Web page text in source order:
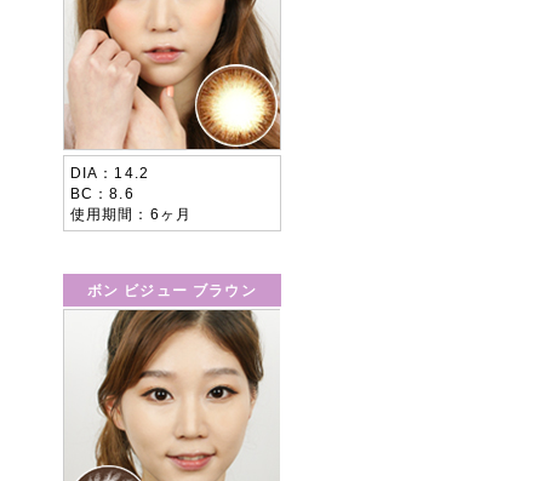
DIA
14.2
BC
8.6
使用期間
6ヶ月
ボン ビジュー ブラウン